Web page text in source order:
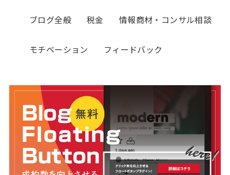
ブログ全般 税金 情報商材・コンサル相談
モチベーション フィードバック